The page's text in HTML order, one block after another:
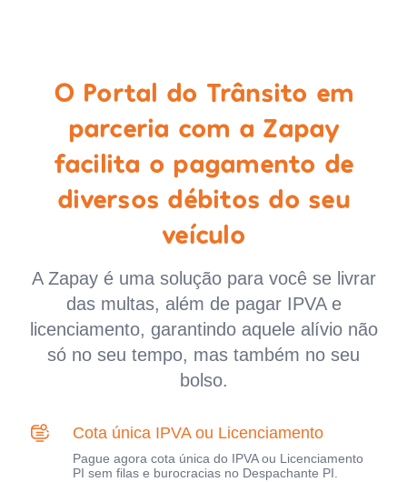
O Portal do Trânsito em
parceria com a Zapay
facilita o pagamento de
diversos débitos do seu
veículo
A Zapay é uma solução para você se livrar
das multas, além de pagar IPVA e
licenciamento, garantindo aquele alívio não
só no seu tempo, mas também no seu
bolso.
Cota única IPVA ou Licenciamento
Pague agora cota única do IPVA ou Licenciamento
PI sem filas e burocracias no Despachante PI.